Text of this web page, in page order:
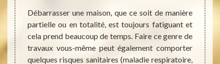
le
ces
pas
ainsi
vite
Débarrasser une maison, que ce soit de manière
partielle ou en totalité, est toujours fatiguant et
cela prend beaucoup de temps. Faire ce genre de
travaux vous-même peut également comporter
quelques risques sanitaires (maladie respiratoire,
Si
ses
très